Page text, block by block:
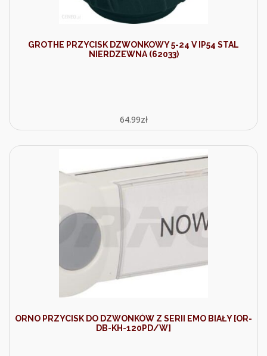
GROTHE PRZYCISK DZWONKOWY 5-24 V IP54 STAL
NIERDZEWNA (62033)
64.99zł
ORNO PRZYCISK DO DZWONKÓW Z SERII EMO BIAŁY [OR-
DB-KH-120PD/W]